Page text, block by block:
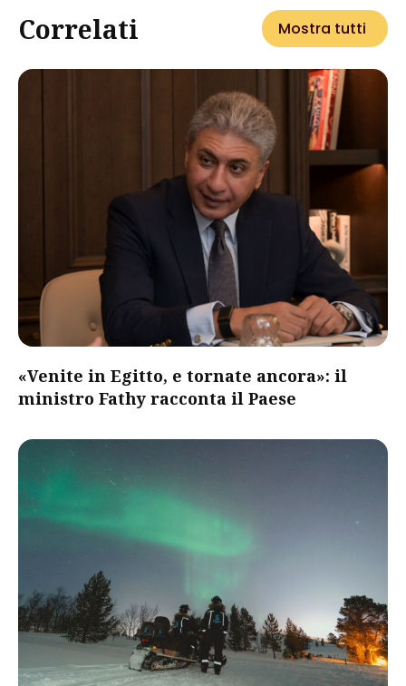
Correlati Mostra tutti
«Venite in Egitto, e tornate ancora»: il
ministro Fathy racconta il Paese